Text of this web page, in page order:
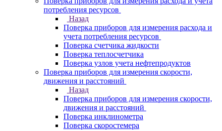
потребления ресурсов
Назад
Поверка приборов для измерения расхода и
учета потребления ресурсов
Поверка счетчика жидкости
Поверка теплосчетчика
Поверка узлов учета нефтепродуктов
Поверка приборов для измерения скорости,
движения и расстояний
Назад
Поверка приборов для измерения скорости,
движения и расстояний
Поверка инклинометра
Поверка скоростемера